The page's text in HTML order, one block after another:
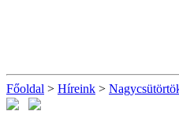
Főoldal > Híreink >